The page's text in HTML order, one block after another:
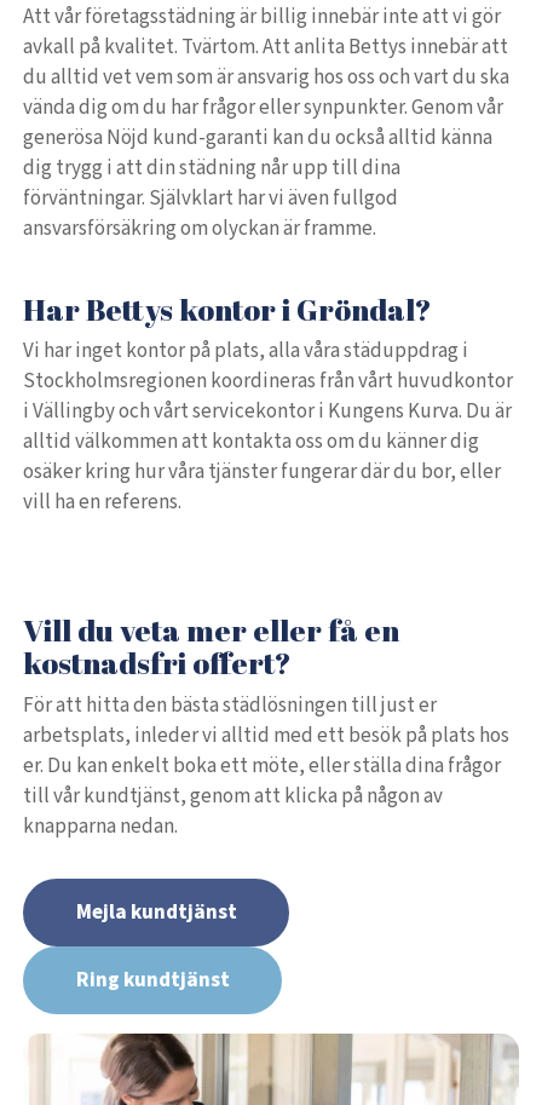
Att vår företagsstädning är billig innebär inte att vi gör
avkall på kvalitet. Tvärtom. Att anlita Bettys innebär att
du alltid vet vem som är ansvarig hos oss och vart du ska
vända dig om du har frågor eller synpunkter. Genom vår
generösa Nöjd kund-garanti kan du också alltid känna
dig trygg i att din städning når upp till dina
förväntningar. Självklart har vi även fullgod
ansvarsförsäkring om olyckan är framme.
Har Bettys kontor i Gröndal?
Vi har inget kontor på plats, alla våra städuppdrag i
Stockholmsregionen koordineras från vårt huvudkontor
i Vällingby och vårt servicekontor i Kungens Kurva. Du är
alltid välkommen att kontakta oss om du känner dig
osäker kring hur våra tjänster fungerar där du bor, eller
vill ha en referens.
Vill du veta mer eller få en
kostnadsfri offert?
För att hitta den bästa städlösningen till just er
arbetsplats, inleder vi alltid med ett besök på plats hos
er. Du kan enkelt boka ett möte, eller ställa dina frågor
till vår kundtjänst, genom att klicka på någon av
knapparna nedan.
Mejla kundtjänst
Ring kundtjänst